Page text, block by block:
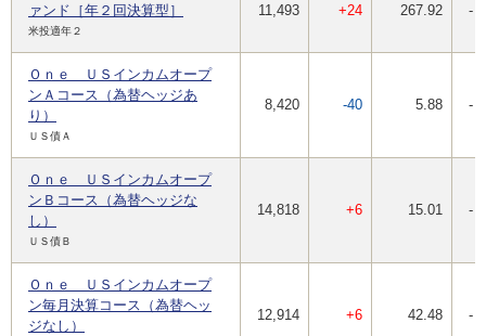
ァンド［年２回決算型］
米投適年２
11,493 +24 267.92 -
Ｏｎｅ ＵＳインカムオープ
ンＡコース（為替ヘッジあ
り）
ＵＳ債Ａ
8,420 -40 5.88 -
Ｏｎｅ ＵＳインカムオープ
ンＢコース（為替ヘッジな
し）
ＵＳ債Ｂ
14,818 +6 15.01 -
Ｏｎｅ ＵＳインカムオープ
ン毎月決算コース（為替ヘッ
ジなし）
12,914 +6 42.48 -